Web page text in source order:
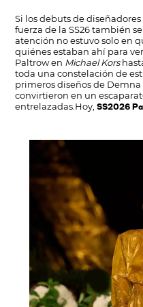
Si los debuts de
fuerza de la SS26 también
atención no estuvo solo en
quiénes estaban ahí para
Paltrow en Michael Kors
toda una constelación de
primeros diseños de Demna
convirtieron en un
entrelazadas.Hoy,SS2026